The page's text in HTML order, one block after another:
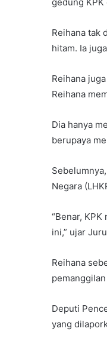
Reihana tak
hitam. Ia
Reihana
Reihana
Dia hanya
berupaya
Negara
“Benar,
ini,” ujar
Reihana
Deputi
yang